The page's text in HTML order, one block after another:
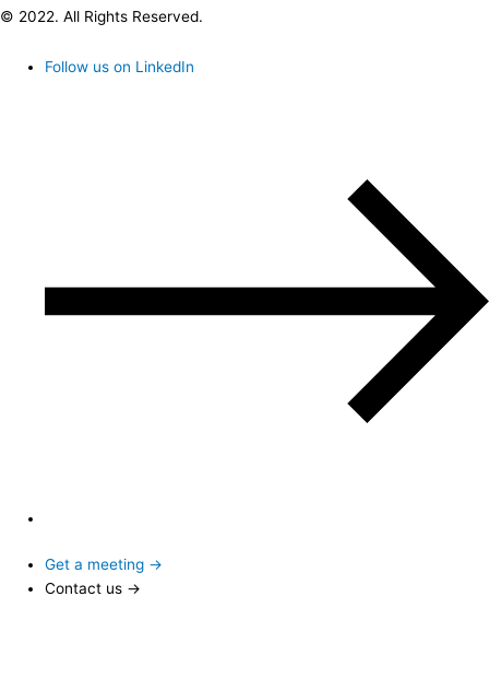
© 2022. All Rights Reserved.
Follow us on LinkedIn
Get a meeting →
Contact us →